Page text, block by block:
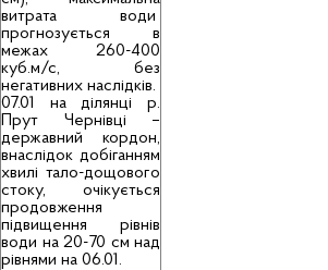
витрата води
прогнозується в
межах 260-400
куб.м/с, без
негативних наслідків.
07.01 на дiлянцi р.
Прут Чернiвцi –
державний кордон,
внаслідок добiганням
хвилi тало-дощового
стоку, очiкується
продовження
пiдвищення рiвнiв
води на 20-70 см над
рівнями на 06.01.